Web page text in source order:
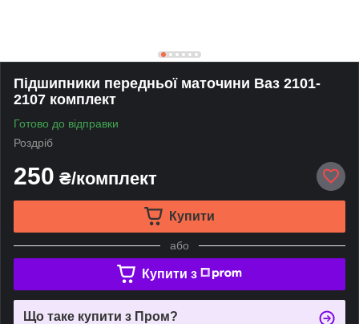
Підшипники передньої маточини Ваз 2101-
2107 комплект
Готово до відправки
Роздріб
250 ₴/комплект
Купити
або
Купити з
Що таке купити з Пром?